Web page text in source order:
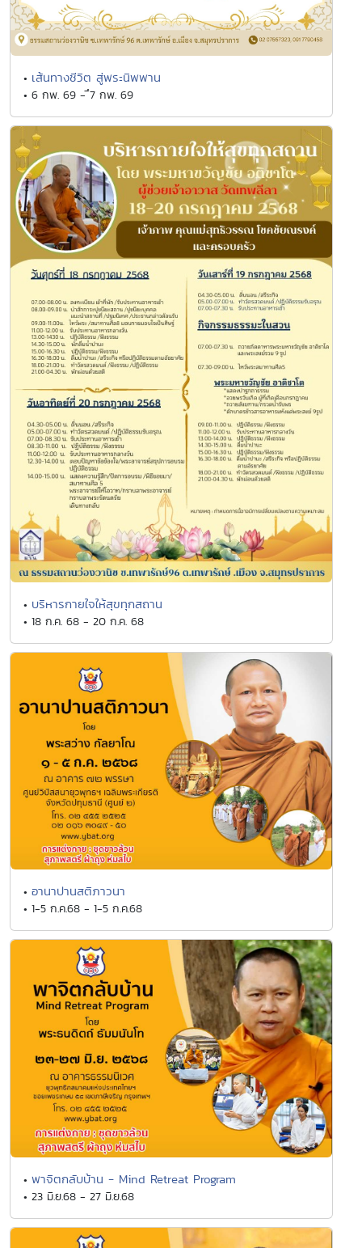
• เส้นทางชีวิต สู่พระนิพพาน
• 6 กพ. 69 - ึ7 กพ. 69
• บริหารกายใจให้สุขทุกสถาน
• 18 ก.ค. 68 - 20 ก.ค. 68
• อานาปานสติภาวนา
• 1-5 ก.ค.68 - 1-5 ก.ค.68
• พาจิตกลับบ้าน - Mind Retreat Program
• 23 มิ.ย.68 - 27 มิ.ย.68